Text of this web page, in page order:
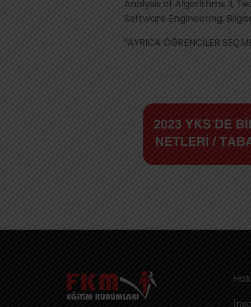
Analysis of Algorithms II,
Software Engineering,
“AYRICA ÖĞRENCİLER